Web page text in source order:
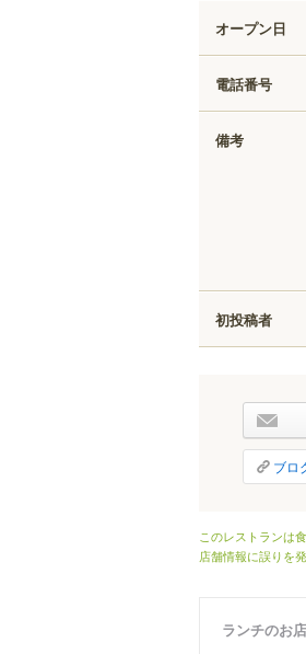
オープン日
電話番号
備考
初投稿者
ブロ
このレストランは
店舗情報に誤りを
ランチのお